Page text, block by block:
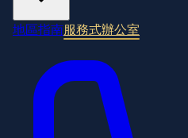
地區指南服務式辦公室